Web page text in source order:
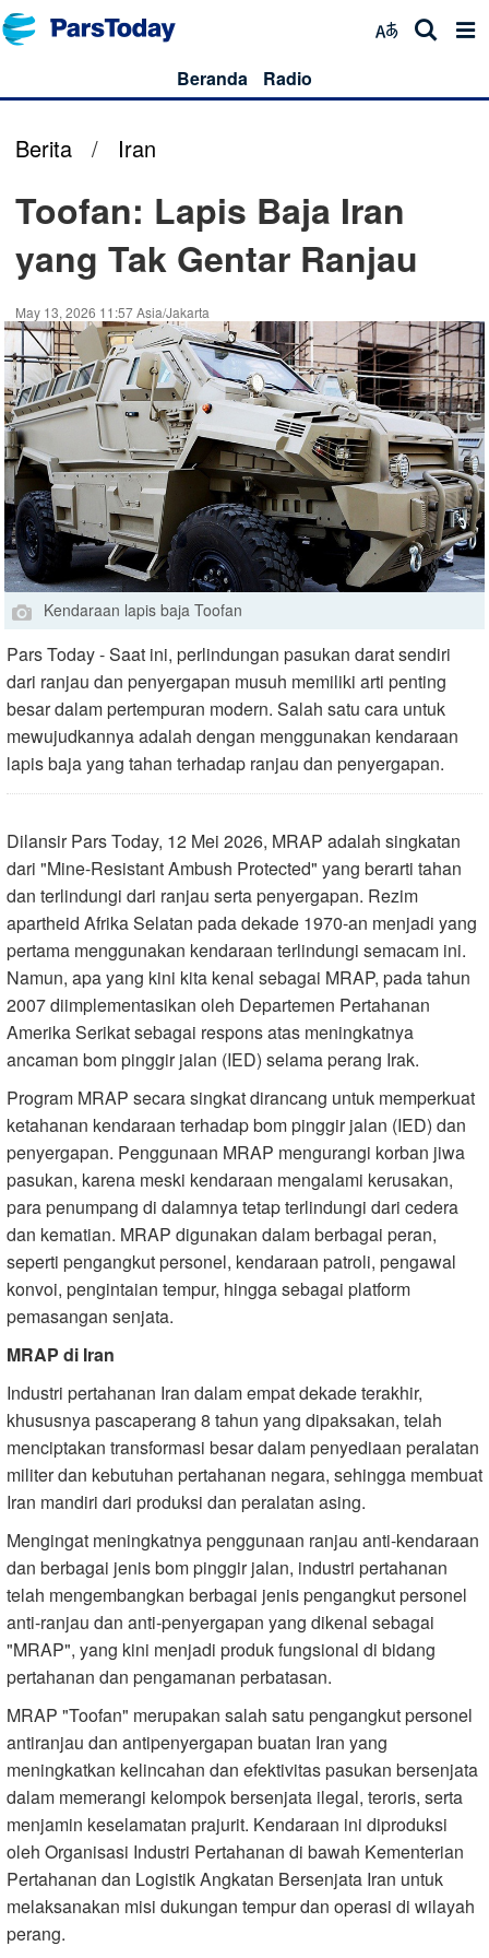
Beranda Radio
Berita / Iran
Toofan: Lapis Baja Iran
yang Tak Gentar Ranjau
May 13, 2026 11:57 Asia/Jakarta
Kendaraan lapis baja Toofan
Pars Today - Saat ini, perlindungan pasukan darat sendiri
dari ranjau dan penyergapan musuh memiliki arti penting
besar dalam pertempuran modern. Salah satu cara untuk
mewujudkannya adalah dengan menggunakan kendaraan
lapis baja yang tahan terhadap ranjau dan penyergapan.
Dilansir Pars Today, 12 Mei 2026, MRAP adalah singkatan
dari "Mine-Resistant Ambush Protected" yang berarti tahan
dan terlindungi dari ranjau serta penyergapan. Rezim
apartheid Afrika Selatan pada dekade 1970-an menjadi yang
pertama menggunakan kendaraan terlindungi semacam ini.
Namun, apa yang kini kita kenal sebagai MRAP, pada tahun
2007 diimplementasikan oleh Departemen Pertahanan
Amerika Serikat sebagai respons atas meningkatnya
ancaman bom pinggir jalan (IED) selama perang Irak.
Program MRAP secara singkat dirancang untuk memperkuat
ketahanan kendaraan terhadap bom pinggir jalan (IED) dan
penyergapan. Penggunaan MRAP mengurangi korban jiwa
pasukan, karena meski kendaraan mengalami kerusakan,
para penumpang di dalamnya tetap terlindungi dari cedera
dan kematian. MRAP digunakan dalam berbagai peran,
seperti pengangkut personel, kendaraan patroli, pengawal
konvoi, pengintaian tempur, hingga sebagai platform
pemasangan senjata.
MRAP di Iran
Industri pertahanan Iran dalam empat dekade terakhir,
khususnya pascaperang 8 tahun yang dipaksakan, telah
menciptakan transformasi besar dalam penyediaan peralatan
militer dan kebutuhan pertahanan negara, sehingga membuat
Iran mandiri dari produksi dan peralatan asing.
Mengingat meningkatnya penggunaan ranjau anti-kendaraan
dan berbagai jenis bom pinggir jalan, industri pertahanan
telah mengembangkan berbagai jenis pengangkut personel
anti-ranjau dan anti-penyergapan yang dikenal sebagai
"MRAP", yang kini menjadi produk fungsional di bidang
pertahanan dan pengamanan perbatasan.
MRAP "Toofan" merupakan salah satu pengangkut personel
antiranjau dan antipenyergapan buatan Iran yang
meningkatkan kelincahan dan efektivitas pasukan bersenjata
dalam memerangi kelompok bersenjata ilegal, teroris, serta
menjamin keselamatan prajurit. Kendaraan ini diproduksi
oleh Organisasi Industri Pertahanan di bawah Kementerian
Pertahanan dan Logistik Angkatan Bersenjata Iran untuk
melaksanakan misi dukungan tempur dan operasi di wilayah
perang.